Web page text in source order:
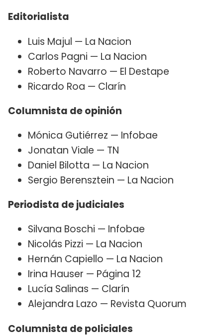
Editorialista
Luis Majul — La Nacion
Carlos Pagni — La Nacion
Roberto Navarro — El Destape
Ricardo Roa — Clarín
Columnista de opinión
Mónica Gutiérrez — Infobae
Jonatan Viale — TN
Daniel Bilotta — La Nacion
Sergio Berensztein — La Nacion
Periodista de judiciales
Silvana Boschi — Infobae
Nicolás Pizzi — La Nacion
Hernán Capiello — La Nacion
Irina Hauser — Página 12
Lucía Salinas — Clarín
Alejandra Lazo — Revista Quorum
Columnista de policiales